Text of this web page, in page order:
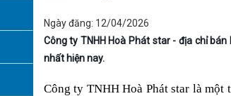
Ngày đăng: 12/04/2026
Công ty TNHH Hoà Phát star - địa chỉ
nhất hiện nay.
Công ty TNHH Hoà Phát star là một